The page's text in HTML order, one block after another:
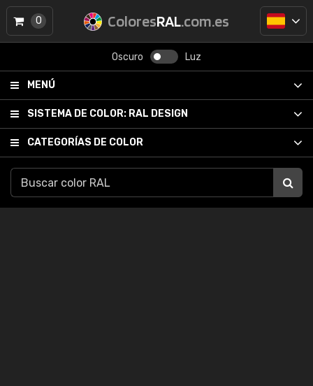
ColoresRAL.com.es
Oscuro Luz
MENÚ
SISTEMA DE COLOR: RAL DESIGN
CATEGORÍAS DE COLOR
0